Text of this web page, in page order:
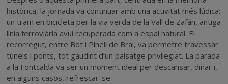
històrica, la jornada va continuar amb una activitat més lúdica:
un tram en bicicleta per lavia verda de la Vall de Zafán, antiga
línia ferroviària avui recuperada com a espai natural. El
recorregut, entre Bot i Pinell de Brai, va permetre travessar
túnels i ponts, tot gaudint d’un paisatge privilegiat. La parada
a la Fontcalda va ser un moment ideal per descansar, dinar i,
en alguns casos, refrescar-se.